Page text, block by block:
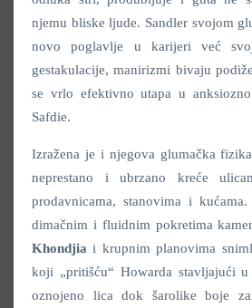
njemu bliske ljude. Sandler svojom
novo poglavlje u karijeri već
gestakulacije, manirizmi bivaju
se vrlo efektivno utapa u
Safdie.
Izražena je i njegova glumačka
neprestano i ubrzano kreće
prodavnicama, stanovima i
dimačnim i fluidnim pokretima
Khondjia i krupnim planovima
koji „pritišću“ Howarda stavljajući
oznojeno lica dok šarolike boje